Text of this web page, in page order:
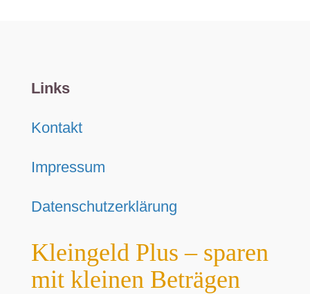
Links
Kontakt
Impressum
Datenschutzerklärung
Kleingeld Plus – sparen
mit kleinen Beträgen